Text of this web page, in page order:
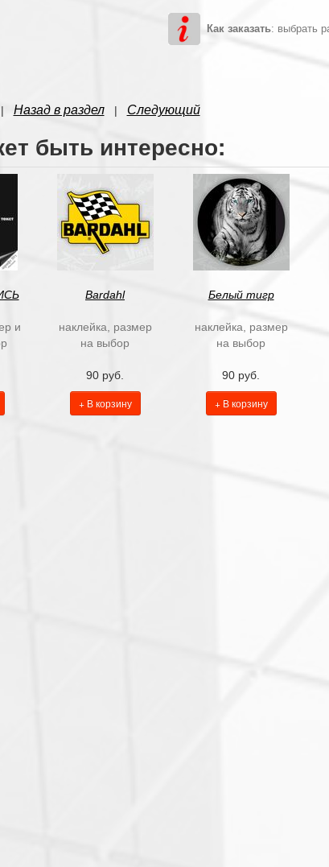
Как заказать: выбрать
Назад в раздел| Следующий
быть интересно:
и
Bardahl
наклейка, размер
на выбор
90 руб.
+ В корзину
Белый тигр
наклейка, размер
на выбор
90 руб.
+ В корзину